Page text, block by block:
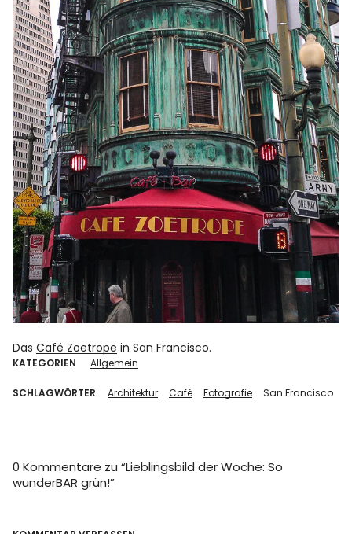
DasCafé Zoetrope in San Francisco.
KATEGORIEN Allgemein
SCHLAGWÖRTER Architektur Café Fotografie San Francisco
0 Kommentare zu “Lieblingsbild der Woche: So
wunderBAR grün!”